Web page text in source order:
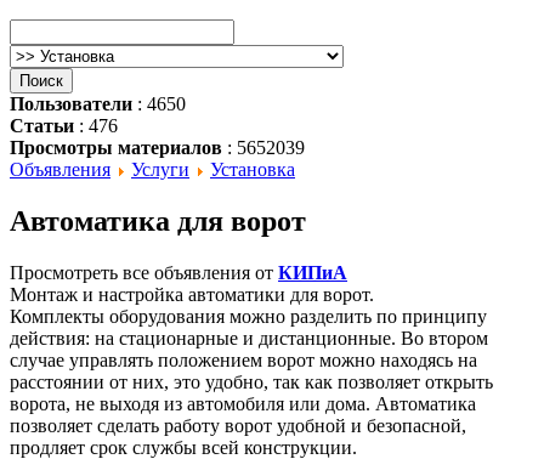
Пользователи : 4650
Статьи : 476
Просмотры материалов : 5652039
Объявления
Услуги Установка
Автоматика для ворот
Просмотреть все объявления от КИПиА
Монтаж и настройка автоматики для ворот.
Комплекты оборудования можно разделить по принципу
действия: на стационарные и дистанционные. Во втором
случае управлять положением ворот можно находясь на
расстоянии от них, это удобно, так как позволяет открыть
ворота, не выходя из автомобиля или дома. Автоматика
позволяет сделать работу ворот удобной и безопасной,
продляет срок службы всей конструкции.